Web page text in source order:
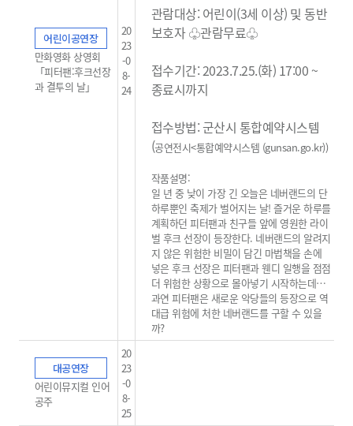
어린이공연장
만화영화 상영회
「피터팬:후크선장
과 결투의 날」
20
23
-0
8-
24
관람대상: 어린이(3세 이상) 및 동반
보호자 ♧관람무료♧
접수기간: 2023.7.25.(화) 17:00 ~
종료시까지
접수방법: 군산시 통합예약시스템
(공연전시<통합예약시스템 (gunsan.go.kr))
작품설명:
일 년 중 낮이 가장 긴 오늘은 네버랜드의 단
하루뿐인 축제가 벌어지는 날! 즐거운 하루를
계획하던 피터팬과 친구들 앞에 영원한 라이
벌 후크 선장이 등장한다. 네버랜드의 알려지
지 않은 위험한 비밀이 담긴 마법책을 손에
넣은 후크 선장은 피터팬과 웬디 일행을 점점
더 위험한 상황으로 몰아넣기 시작하는데…
과연 피터팬은 새로운 악당들의 등장으로 역
대급 위험에 처한 네버랜드를 구할 수 있을
까?
대공연장
어린이뮤지컬 인어
공주
20
23
-0
8-
25